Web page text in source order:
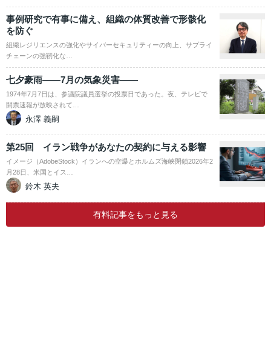
事例研究で有事に備え、組織の体質改善で形骸化
を防ぐ
組織レジリエンスの強化やサイバーセキュリティーの向上、サプライ
チェーンの強靭化な…
七夕豪雨――7月の気象災害――
1974年7月7日は、参議院議員選挙の投票日であった。夜、テレビで
開票速報が放映されて…
永澤 義嗣
第25回 イラン戦争があなたの契約に与える影響
イメージ（AdobeStock）イランへの空爆とホルムズ海峡閉鎖2026年2
月28日、米国とイス…
鈴木 英夫
有料記事をもっと見る